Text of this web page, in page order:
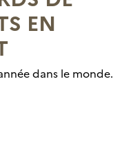
EN
dans le monde.